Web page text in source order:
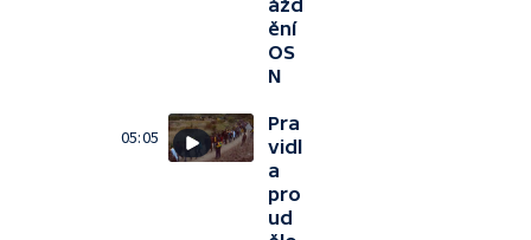
ážd
ění
OS
N
05:05
Pra
vidl
a
pro
ud